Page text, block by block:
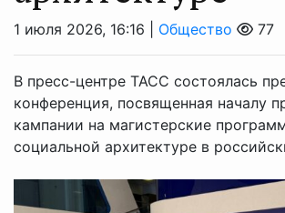
1 июля 2026, 16:16 | Общество 77
В пресс-центре ТАСС состоялась
конференция, посвященная началу
кампании на магистерские
социальной архитектуре в